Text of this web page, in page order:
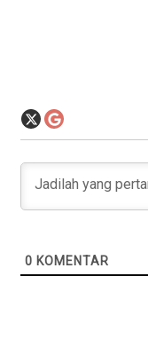
0 KOMENTAR